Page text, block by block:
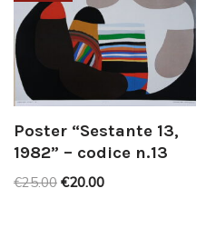
Poster “Sestante 13,
1982” – codice n.13
€25.00 €20.00